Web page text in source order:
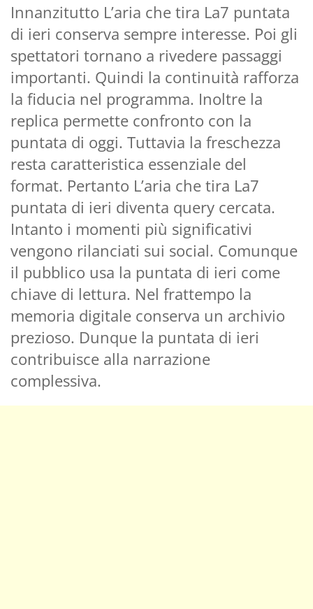
Innanzitutto L’aria che tira La7 puntata
di ieri conserva sempre interesse. Poi gli
spettatori tornano a rivedere passaggi
importanti. Quindi la continuità rafforza
la fiducia nel programma. Inoltre la
replica permette confronto con la
puntata di oggi. Tuttavia la freschezza
resta caratteristica essenziale del
format. Pertanto L’aria che tira La7
puntata di ieri diventa query cercata.
Intanto i momenti più significativi
vengono rilanciati sui social. Comunque
il pubblico usa la puntata di ieri come
chiave di lettura. Nel frattempo la
memoria digitale conserva un archivio
prezioso. Dunque la puntata di ieri
contribuisce alla narrazione
complessiva.